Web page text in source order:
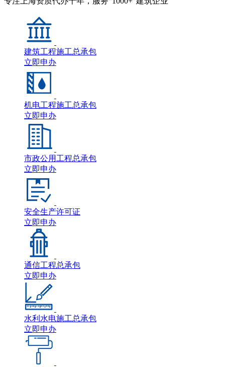
建筑工程施工总承包
立即申办
机电工程施工总承包
立即申办
市政公用工程总承包
立即申办
安全生产许可证
立即申办
通信工程总承包
立即申办
水利水电施工总承包
立即申办